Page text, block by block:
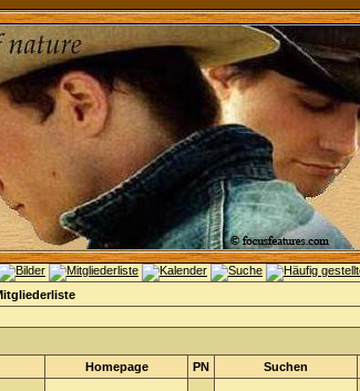
Homepage PN Suchen